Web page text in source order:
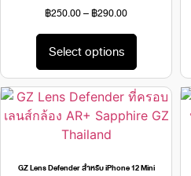
฿250.00–฿290.00
Select options
GZ Lens Defender สำหรับ iPhone 12 Mini